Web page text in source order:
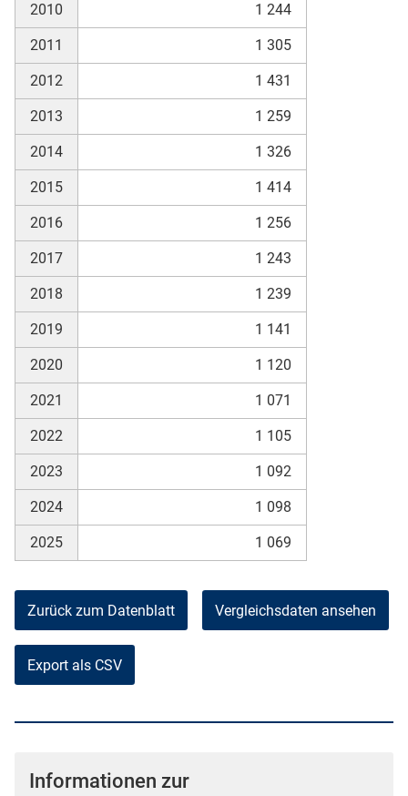
2010 1 244
2011 1 305
2012 1 431
2013 1 259
2014 1 326
2015 1 414
2016 1 256
2017 1 243
2018 1 239
2019 1 141
2020 1 120
2021 1 071
2022 1 105
2023 1 092
2024 1 098
2025 1 069
Zurück zum Datenblatt Vergleichsdaten ansehen
Export als CSV
Informationen zur